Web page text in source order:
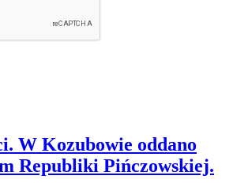
W Kozubowie oddano
Republiki Pińczowskiej.